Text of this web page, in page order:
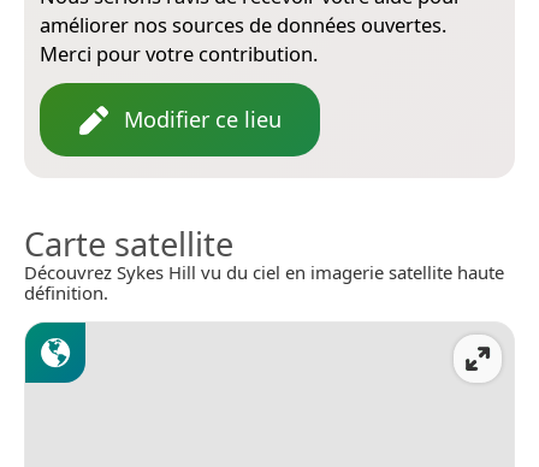
améliorer nos sources de données ouvertes.
Merci pour votre contribution.
Modifier ce lieu
Carte satellite
Découvrez Sykes Hill vu du ciel en imagerie satellite haute
définition.